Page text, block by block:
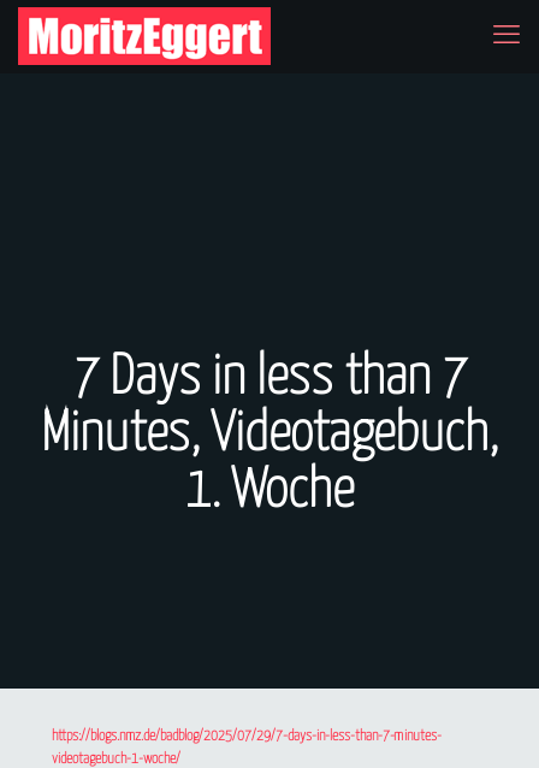
7 Days in less than 7
Minutes, Videotagebuch,
1. Woche
https://blogs.nmz.de/badblog/2025/07/29/7-days-in-less-than-7-minutes-
videotagebuch-1-woche/